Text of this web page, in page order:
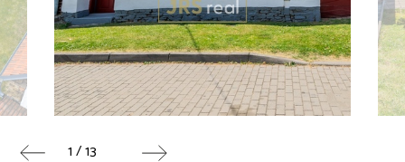
1 / 13